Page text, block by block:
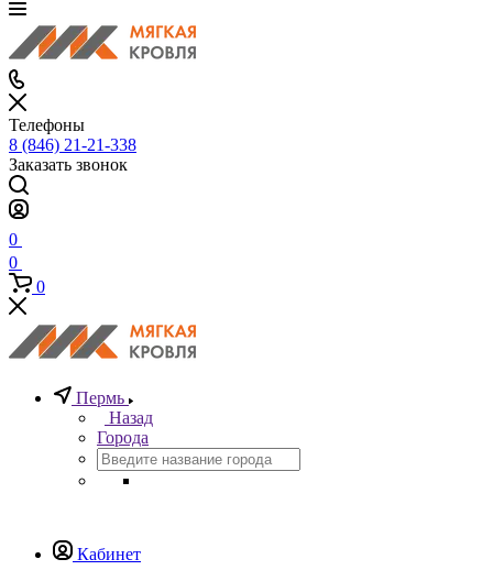
Телефоны
8 (846) 21-21-338
Заказать звонок
0
0
0
Пермь
Назад
Города
Кабинет